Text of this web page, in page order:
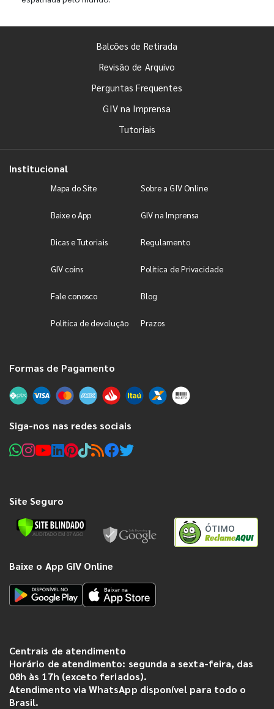
Balcões de Retirada
Revisão de Arquivo
Perguntas Frequentes
GIV na Imprensa
Tutoriais
Institucional
Mapa do Site Sobre a GIV Online
Baixe o App GIV na Imprensa
Dicas e Tutoriais Regulamento
GIV coins Política de Privacidade
Fale conosco Blog
Política de devolução Prazos
Formas de Pagamento
Siga-nos nas redes sociais
Site Seguro
ÓTIMO
Baixe o App GIV Online
Centrais de atendimento
Horário de atendimento: segunda a sexta-feira, das
08h às 17h (exceto feriados).
Atendimento via WhatsApp disponível para todo o
Brasil.